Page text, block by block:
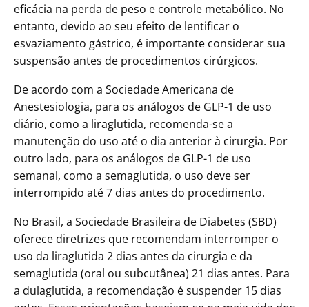
eficácia na perda de peso e controle metabólico. No
entanto, devido ao seu efeito de lentificar o
esvaziamento gástrico, é importante considerar sua
suspensão antes de procedimentos cirúrgicos.
De acordo com a Sociedade Americana de
Anestesiologia, para os análogos de GLP-1 de uso
diário, como a liraglutida, recomenda-se a
manutenção do uso até o dia anterior à cirurgia. Por
outro lado, para os análogos de GLP-1 de uso
semanal, como a semaglutida, o uso deve ser
interrompido até 7 dias antes do procedimento.
No Brasil, a Sociedade Brasileira de Diabetes (SBD)
oferece diretrizes que recomendam interromper o
uso da liraglutida 2 dias antes da cirurgia e da
semaglutida (oral ou subcutânea) 21 dias antes. Para
a dulaglutida, a recomendação é suspender 15 dias